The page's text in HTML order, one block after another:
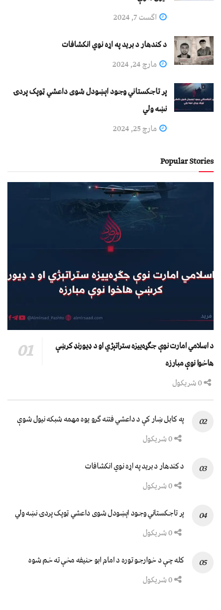
اگست 7, 2024
د کندهار د برید په اړه نوي انکشافات
مارچ 24, 2024
پر تاجکستاني وجود اېښودل شوی داعشي ټوپک پردۍ
نښه ولي
مارچ 25, 2024
Popular Stories
د اسلامي امارت نوې جګړه‌ییزه ستراتېژي او د ډیورنډ کرښې
هاخوا نوې مبارزه
په کابل ښار کې د داعشي فتنه ګرو يوه مهمه شبکه نيول شوې
د کندهار د برید په اړه نوي انکشافات
پر تاجکستاني وجود اېښودل شوی داعشي ټوپک پردۍ نښه ولي
کله چې د خوارجو توره د امام ابو حنیفه مخې ته خم شوه